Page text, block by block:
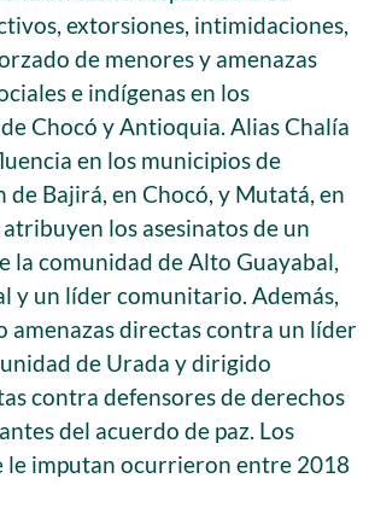
extorsiones, intimidaciones,
de menores y amenazas
e indígenas en los
Chocó y Antioquia. Alias Chalía
en los municipios de
de Bajirá, en Chocó, y Mutatá, en
los asesinatos de un
la comunidad de Alto Guayabal,
y un líder comunitario. Además,
amenazas directas contra un líder
de Urada y dirigido
contra defensores de derechos
del acuerdo de paz. Los
le imputan ocurrieron entre 2018